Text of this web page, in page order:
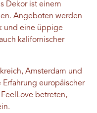
Dekor ist einem
Angeboten werden
und eine üppige
kalifornischer
Amsterdam und
europäischer
betreten,